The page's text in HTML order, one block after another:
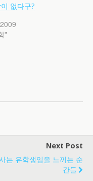
없다구?
"
Next Post
는 유학생임을 느끼는 순
간들